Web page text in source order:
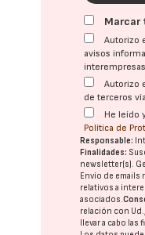
Marcar
Autorizo
avisos
Autorizo
de terceros
He leído
Política de
Responsable:
Finalidades:
newsletter(s).
Envío de emails
relativos a
asociados.
relación con
llevar a cabo